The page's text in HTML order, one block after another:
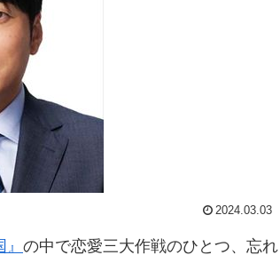
2024.03.03
の中で恋愛三大作戦のひとつ、忘れ